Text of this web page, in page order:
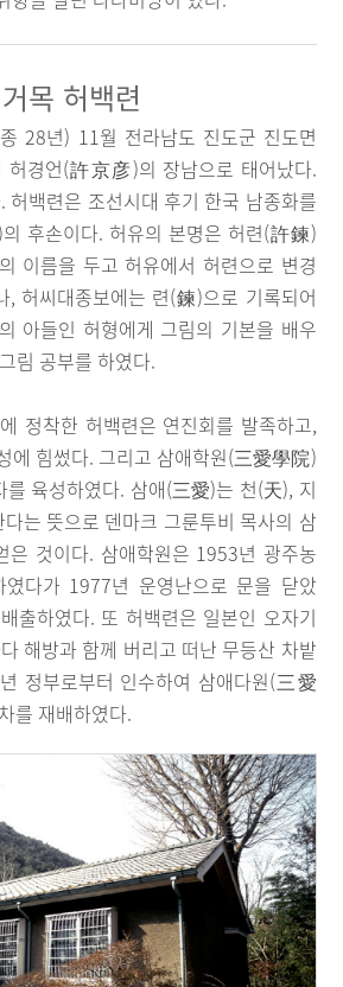
목 허백련
28년) 11월 전라남도 진도군 진도면
경언(許京彦)의 장남으로 태어났다.
허백련은 조선시대 후기 한국 남종화를
후손이다. 허유의 본명은 허련(許鍊)
이름을 두고 허유에서 허련으로 변경
, 허씨대종보에는 련(鍊)으로 기록되어
아들인 허형에게 그림의 기본을 배우
림 공부를 하였다.
정착한 허백련은 연진회를 발족하고,
에 힘썼다. 그리고 삼애학원(三愛學院)
를 육성하였다. 삼애(三愛)는 천(天), 지
는 뜻으로 덴마크 그룬투비 목사의 삼
은 것이다. 삼애학원은 1953년 광주농
였다가 1977년 운영난으로 문을 닫았
출하였다. 또 허백련은 일본인 오자기
해방과 함께 버리고 떠난 무등산 차밭
정부로부터 인수하여 삼애다원(三愛
를 재배하였다.